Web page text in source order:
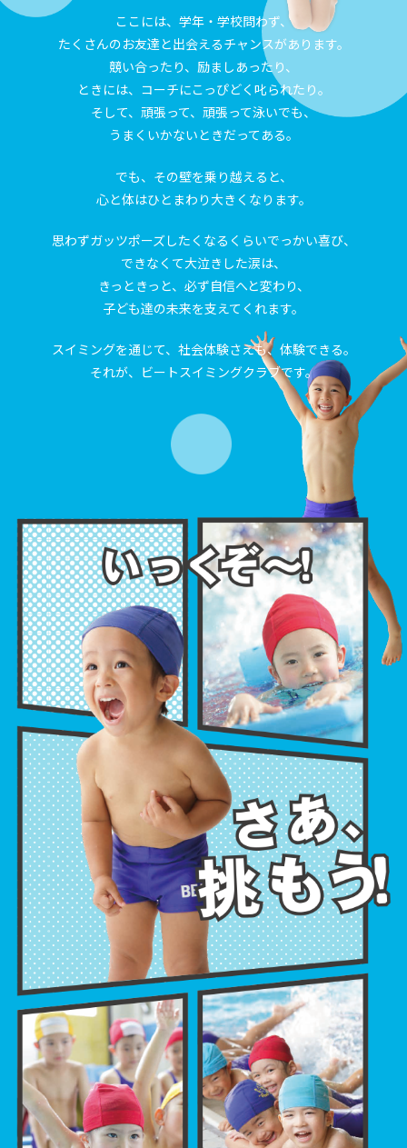
ここには、学年・学校問わず、
たくさんのお友達と出会えるチャンスがあります。
競い合ったり、励ましあったり、
ときには、コーチにこっぴどく叱られたり。
そして、頑張って、頑張って泳いでも、
うまくいかないときだってある。
でも、その壁を乗り越えると、
心と体はひとまわり大きくなります。
思わずガッツポーズしたくなるくらいでっかい喜び、
できなくて大泣きした涙は、
きっときっと、必ず自信へと変わり、
子ども達の未来を支えてくれます。
スイミングを通じて、社会体験さえも、体験できる。
それが、ビートスイミングクラブです。